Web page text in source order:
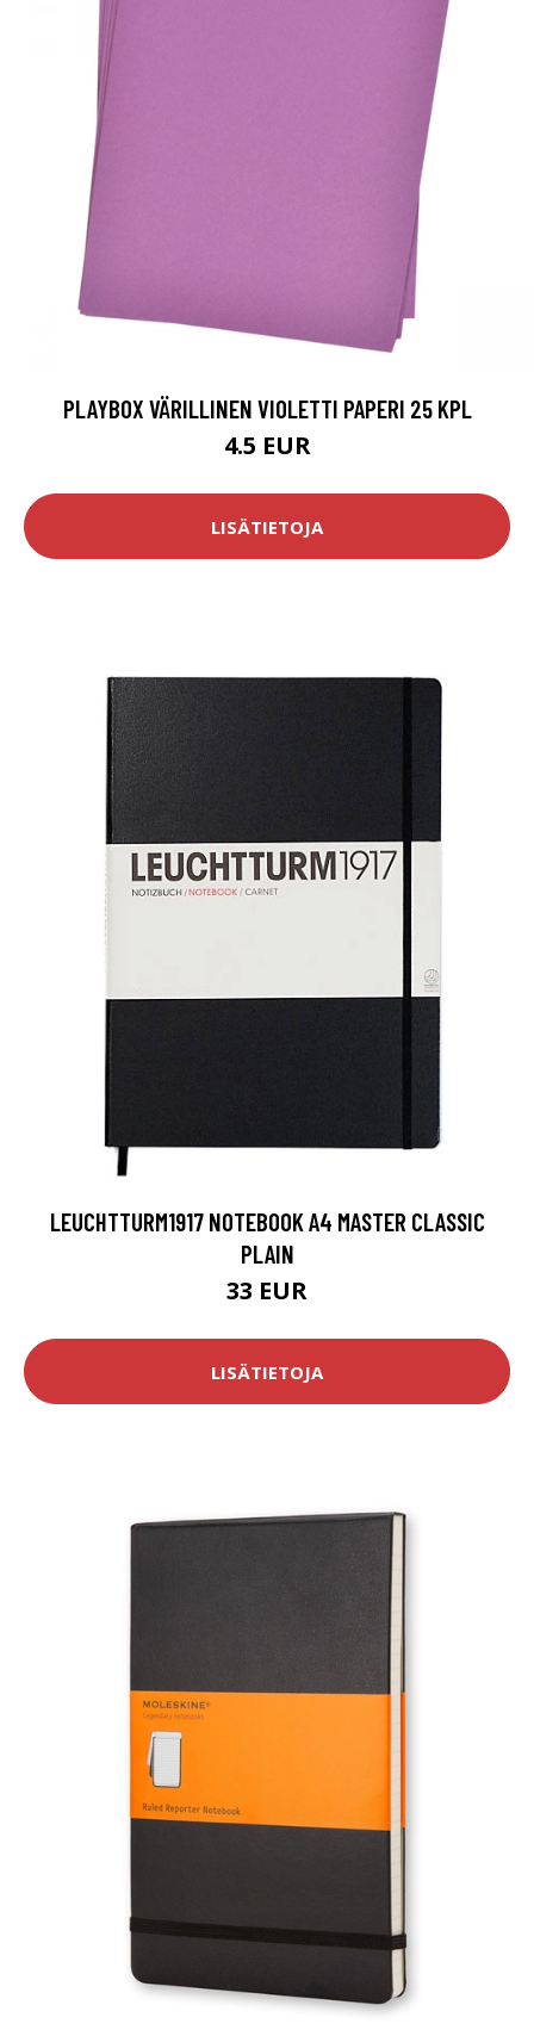
PLAYBOX VÄRILLINEN VIOLETTI PAPERI 25 KPL
4.5 EUR
LISÄTIETOJA
LEUCHTTURM1917 NOTEBOOK A4 MASTER CLASSIC
PLAIN
33 EUR
LISÄTIETOJA